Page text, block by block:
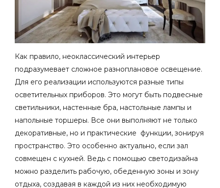
Как правило, неоклассический интерьер
подразумевает сложное разноплановое освещение.
Для его реализации используются разные типы
осветительных приборов. Это могут быть подвесные
светильники, настенные бра, настольные лампы и
напольные торшеры. Все они выполняют не только
декоративные, но и практические функции, зонируя
пространство. Это особенно актуально, если зал
совмещен с кухней. Ведь с помощью светодизайна
можно разделить рабочую, обеденную зоны и зону
отдыха, создавая в каждой из них необходимую